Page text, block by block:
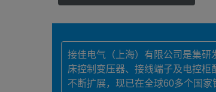
接佳电气（上海）有限公司是集
床控制变压器、接线端子及电控
不断扩展，现已在全球60多个国